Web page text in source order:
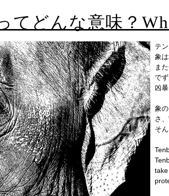
てどんな意味？
テ
象
ま
で
凶
象
さ
そ